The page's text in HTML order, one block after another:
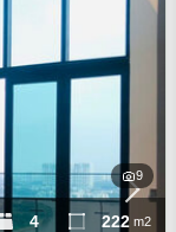
9
4 222 m2